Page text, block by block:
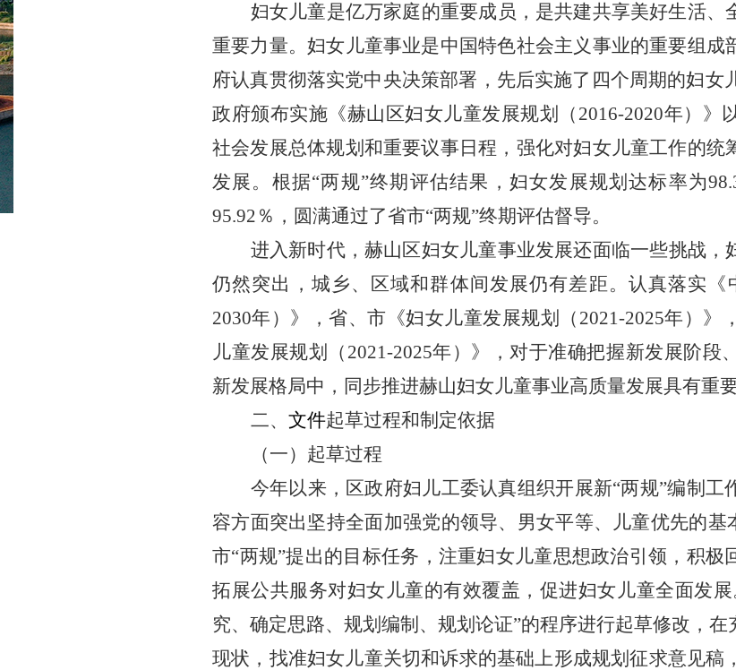
妇女儿童是亿万家庭的重要成员，是共建共享美好生活、
重要力量。妇女儿童事业是中国特色社会主义事业的重要组成
府认真贯彻落实党中央决策部署， 先后实施了四个周期的妇女
政府颁布实施《赫山区妇女儿童发展规划（2016-2020年）》
社会发展总体规划和重要议事日程，强化对妇女儿童工作的统
发展。根据“两规”终期评估结果，妇女发展规划达标率为
95.92 ％，圆满通过了省市“两规”终期评估督导。
进入新时代， 赫山区妇女儿童事业发展还面临一些挑战，
仍然突出，城乡、区域和群体间发展仍有差距。认真落实 《
2030年） 》，省、市《妇女儿童发展规划（2021-2025年） 》
儿童发展规划（2021-2025年） 》 ，对于准确把握新发展阶段
新发展格局中 ， 同步推进赫山妇女儿童事业高质量发展具有重
二、 文件起草过程和制定依据
（一）起草过程
今年以来， 区政府妇儿工委认真组织开展新“两规”编制工
容方面突出坚持全面加强党的领导、男女平等、儿童优先的基
市“两规”提出的目标任务，注重妇女儿童思想政治引领，积极
拓展公共服务对妇女儿童的有效覆盖，促进妇女儿童全面发
究、确定思路、规划编制、规划论证”的程序进行起草修改，
现状，找准妇女儿童关切和诉求的基础上形成规划征求意见稿